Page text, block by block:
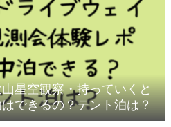
星空観察・持っていくと
できるの？テント泊は？